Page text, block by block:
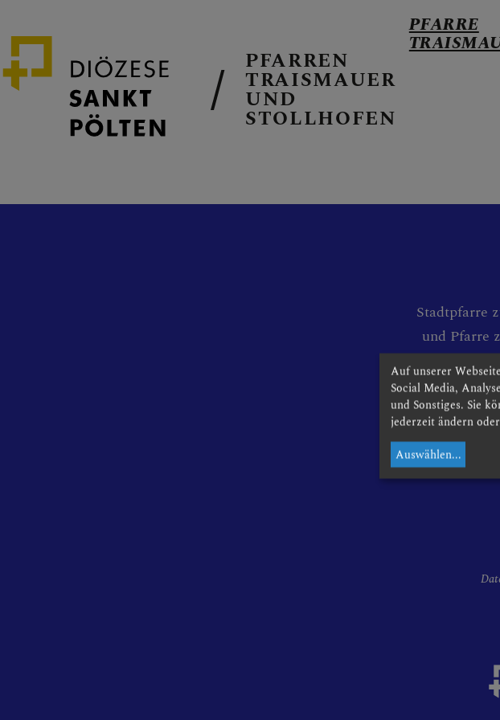
GRUPPEN & RUNDEN
PFARREN
TRAISMAUER
UND
STOLLHOFEN
PFARRE
Stadtpfarre
und Pfarre
Email:
Auf unserer
Social Media,
und Sonstiges. Sie
jederzeit ändern
Auswählen...